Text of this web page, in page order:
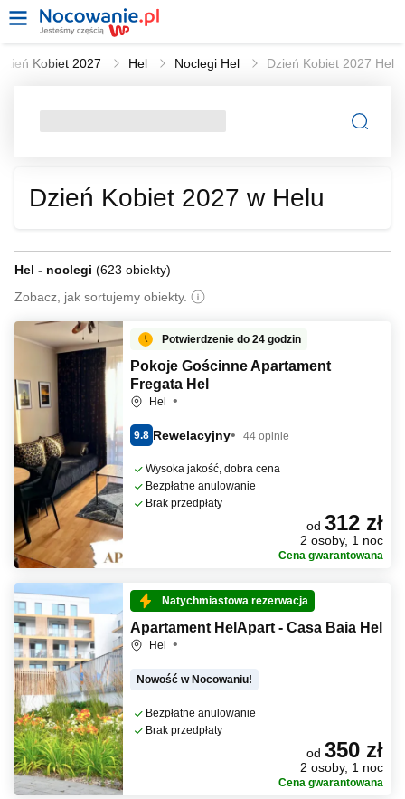
Kobiet 2027 Hel Noclegi Hel Dzień Kobiet 2027 Hel
Dzień Kobiet 2027 w Helu
Hel - noclegi (623 obiekty)
Zobacz, jak sortujemy obiekty.
Potwierdzenie do 24 godzin
Pokoje Gościnne Apartament
Fregata Hel
Hel
9.8 Rewelacyjny 44 opinie
Wysoka jakość, dobra cena
Bezpłatne anulowanie
Brak przedpłaty
od 312 zł
2 osoby, 1 noc
Cena gwarantowana
Natychmiastowa rezerwacja
Apartament HelApart - Casa Baia Hel
Hel
Nowość w Nocowaniu!
Bezpłatne anulowanie
Brak przedpłaty
od 350 zł
2 osoby, 1 noc
Cena gwarantowana